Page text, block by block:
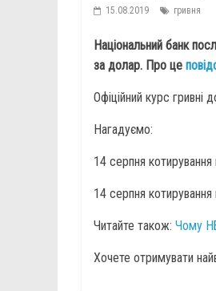
15.08.2019 гривня
Національний банк
за долар. Про це
Офіційний курс гривні
Нагадуємо:
14 серпня котирування
14 серпня котирування
Читайте також: Чому
Хочете отримувати